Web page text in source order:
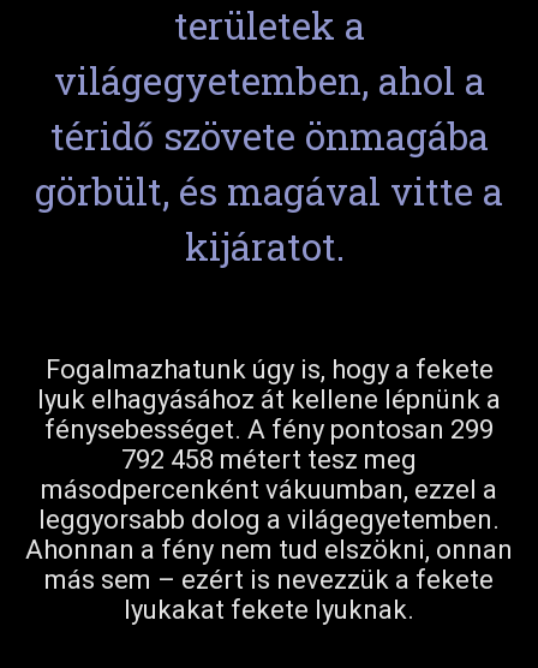
területek a
világegyetemben, ahol a
téridő szövete önmagába
görbült, és magával vitte a
kijáratot.
Fogalmazhatunk úgy is, hogy a fekete
lyuk elhagyásához át kellene lépnünk a
fénysebességet. A fény pontosan 299
792 458 métert tesz meg
másodpercenként vákuumban, ezzel a
leggyorsabb dolog a világegyetemben.
Ahonnan a fény nem tud elszökni, onnan
más sem – ezért is nevezzük a fekete
lyukakat fekete lyuknak.